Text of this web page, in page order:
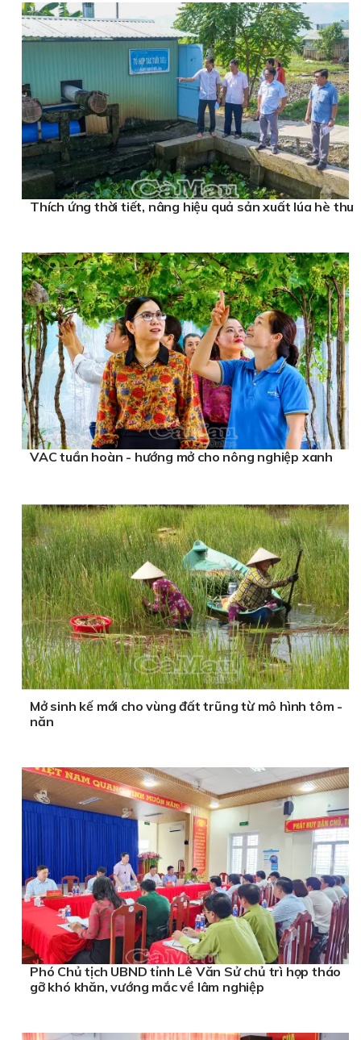
Thích ứng thời tiết, nâng hiệu quả sản xuất lúa hè thu
VAC tuần hoàn - hướng mở cho nông nghiệp xanh
Mở sinh kế mới cho vùng đất trũng từ mô hình tôm -
năn
Phó Chủ tịch UBND tỉnh Lê Văn Sử chủ trì họp tháo
gỡ khó khăn, vướng mắc về lâm nghiệp